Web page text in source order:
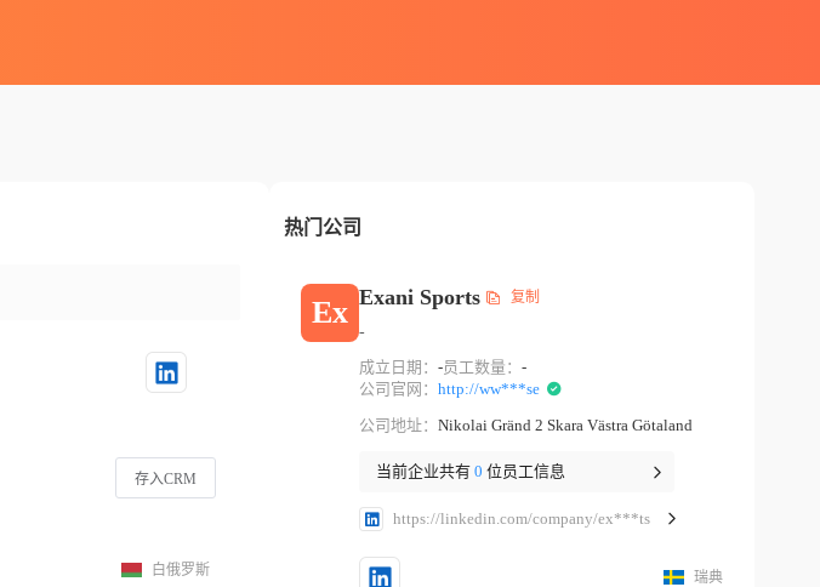
存入CRM
白俄罗斯
热门公司
Ex Exani Sports 复制
-
成立日期：-员工数量：-
公司官网：http://ww***se
公司地址：Nikolai Gränd 2 Skara Västra Götaland
当前企业共有0 位员工信息
https://linkedin.com/company/ex***ts
瑞典